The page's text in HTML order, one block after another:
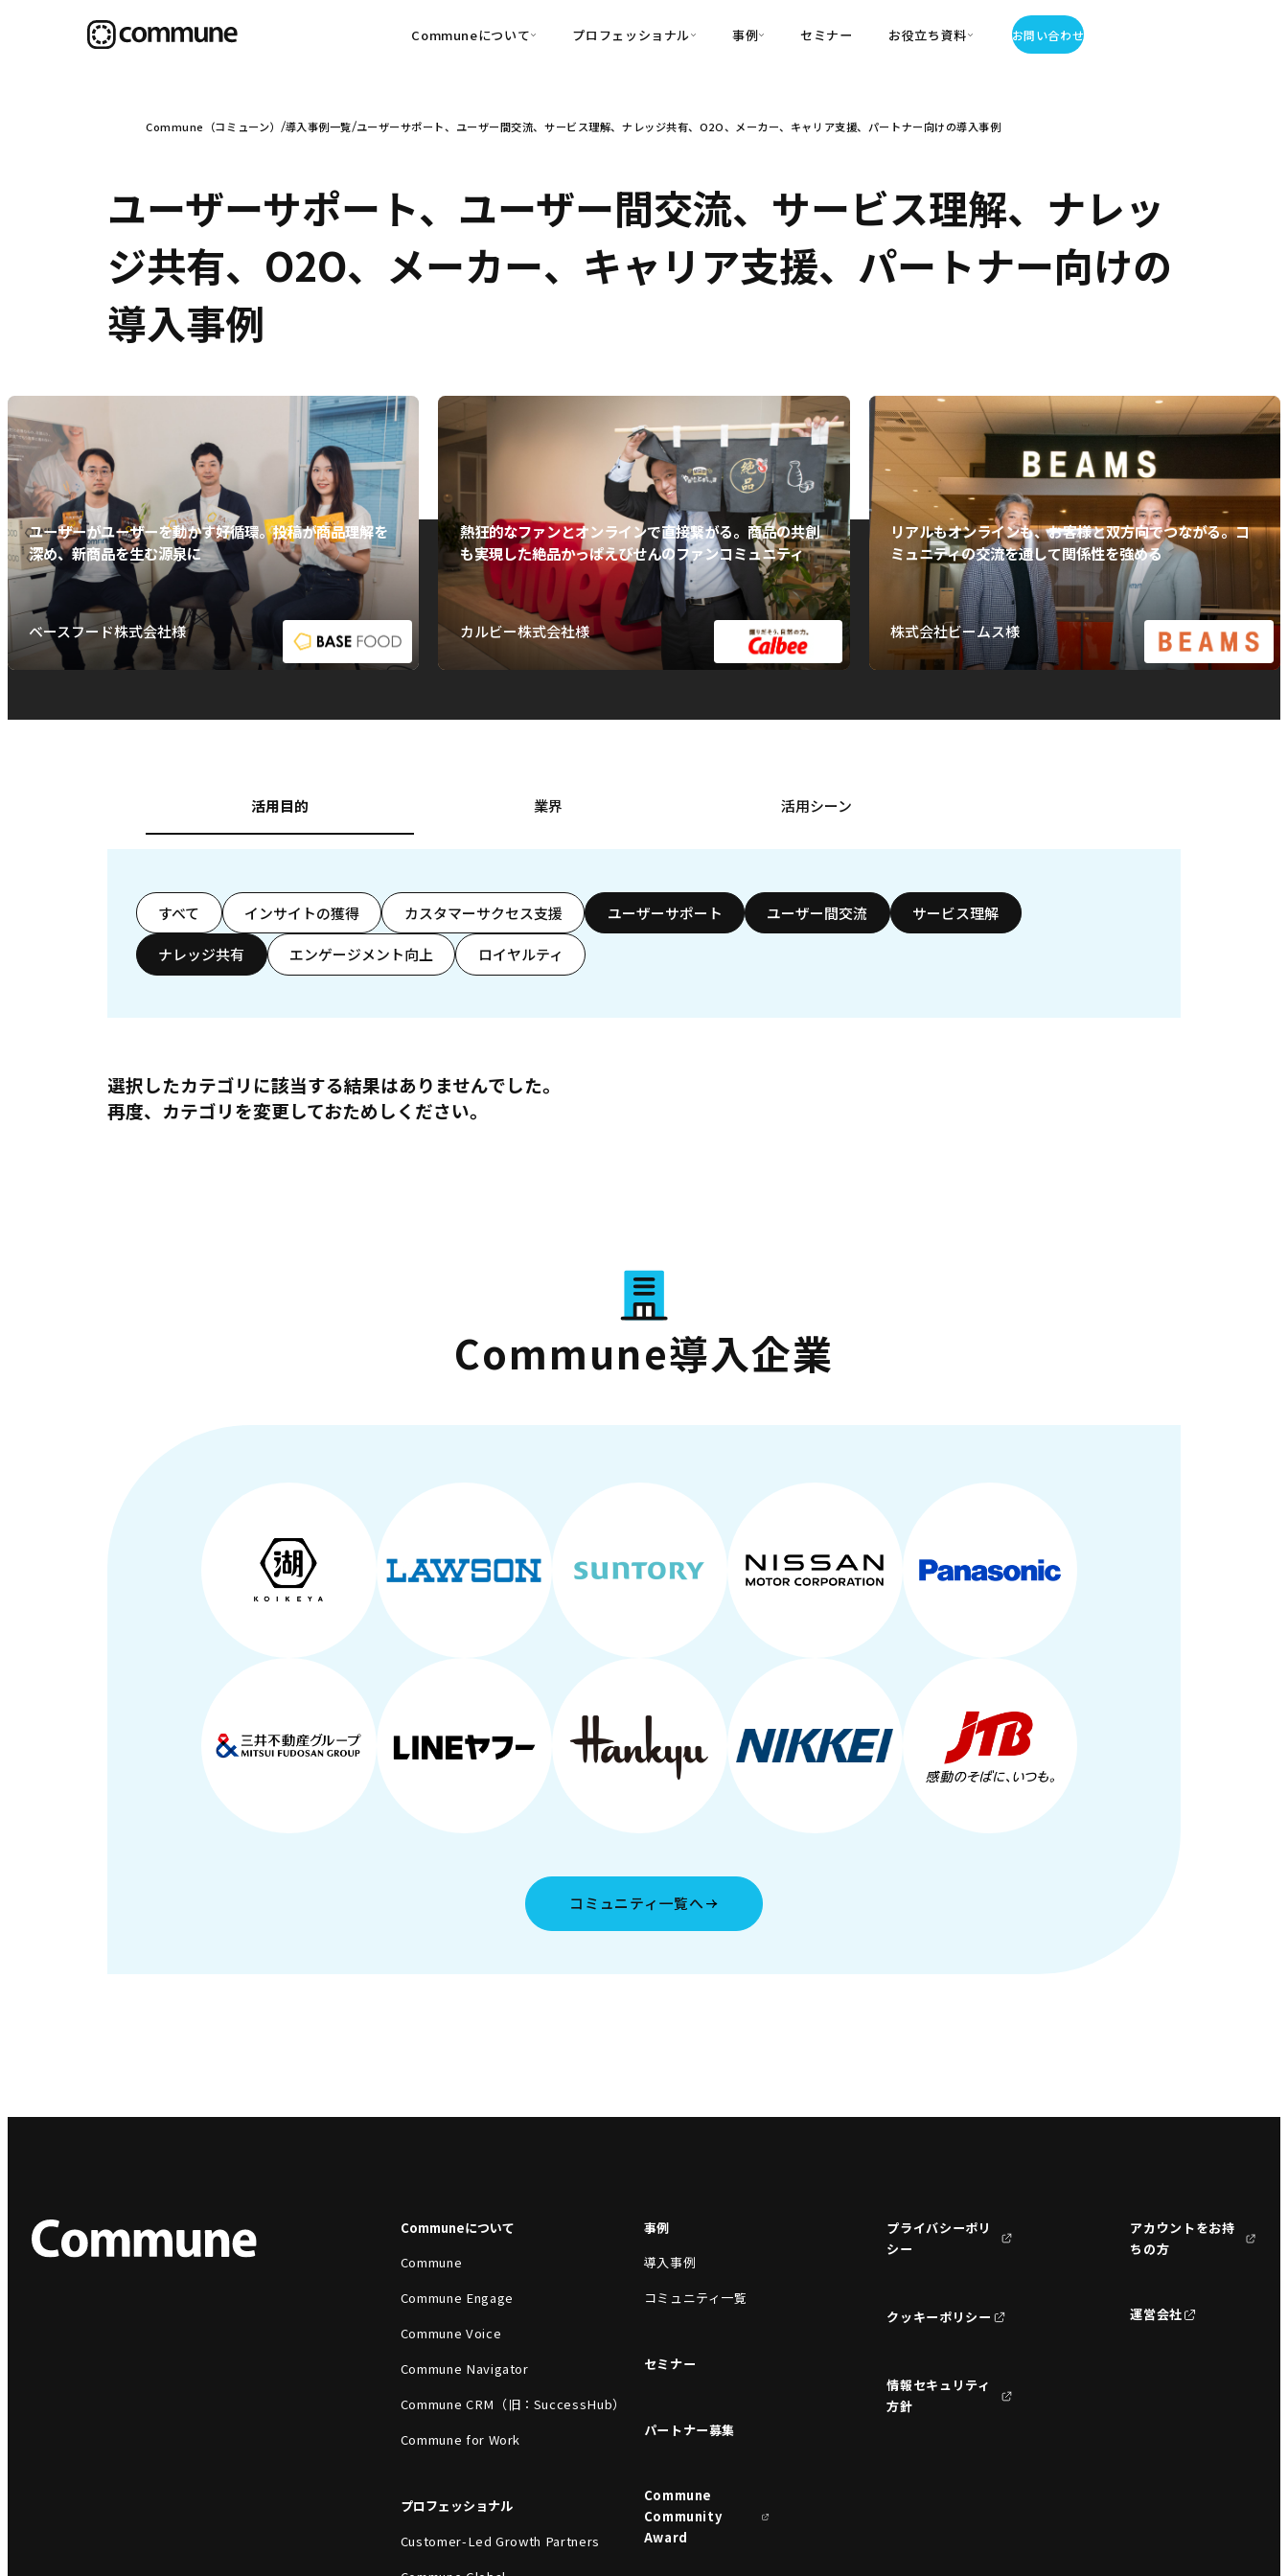
Communeについて
可視化
育成
・Commune Voice ・Commune Navigator
信頼を醸成する信頼起点経営基盤
・Commune CRM（旧：
SuccessHub）
プロフェッショナル
・Customer-Led Growth
事例
導入事例
セミナー お役立ち資料
・お役立ち資料
お問い合わせ
Commune（コミューン） 導入事例一覧 ユーザーサポート、ユーザー間交流、サービス理解、ナレッジ共有、O2O、メーカー、キャリア支援、パートナー向けの導入事例
ユーザーサポート、ユーザー間交流、サービス理解、ナレッ
ジ共有、O2O、メーカー、キャリア支援、パートナー向けの
導入事例
ユーザーがユーザーを動かす好循環。投稿が商品理解を
深め、新商品を生む源泉に
ベースフード株式会社様
熱狂的なファンとオンラインで直接繋がる。商品の共創
も実現した絶品かっぱえびせんのファンコミュニティ
カルビー株式会社様
リアルもオンラインも、お客様と双方向でつながる。コ
ミュニティの交流を通して関係性を強める
株式会社ビームス様
活用目的 業界 活用シーン
すべて インサイトの獲得 カスタマーサクセス支援 ユーザーサポート ユーザー間交流 サービス理解
ナレッジ共有 エンゲージメント向上 ロイヤルティ
選択したカテゴリに該当する結果はありませんでした。
再度、カテゴリを変更しておためしください。
Commune導入企業
コミュニティ一覧へ
Communeについて
Commune
Commune Engage
Commune Voice
Commune Navigator
Commune CRM（旧：SuccessHub）
Commune for Work
プロフェッショナル
Customer-Led Growth Partners
事例
導入事例
コミュニティ一覧
セミナー
パートナー募集
Commune
Community
Award
プライバシーポリ
シー
クッキーポリシー
情報セキュリティ
方針
アカウントをお持
ちの方
運営会社